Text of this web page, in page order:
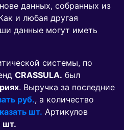
данных, собранных из
и любая другая
данные могут иметь
системы, по
CRASSULA. был
. Выручка за последние
руб., а количество
шт. Артикулов
шт.